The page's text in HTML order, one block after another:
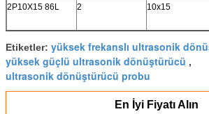
2P10X15 86L 2 10x15
Etiketler: yüksek frekanslı ultrasonik
yüksek güçlü ultrasonik dönüştürücü ,
ultrasonik dönüştürücü probu
En İyi Fiyatı Alın